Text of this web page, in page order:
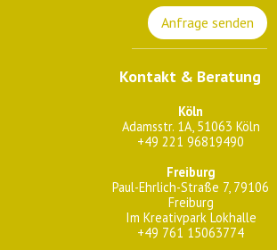
Anfrage senden
Kontakt & Beratung
Köln
Adamsstr. 1A, 51063 Köln
+49 221 96819490
Freiburg
Paul-Ehrlich-Straße 7, 79106
Freiburg
Im Kreativpark Lokhalle
+49 761 15063774